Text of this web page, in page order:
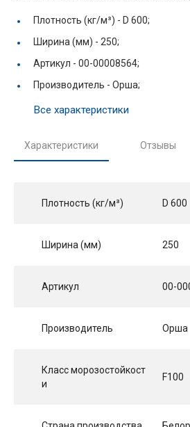
Плотность (кг/м³) - D 600;
Ширина (мм) - 250;
Артикул - 00-00008564;
Производитель - Орша;
Все характеристики
Характеристики Отзывы
Плотность (кг/м³) D 600
Ширина (мм) 250
Артикул 00-
Производитель Орша
Класс морозостойкост
и
F100